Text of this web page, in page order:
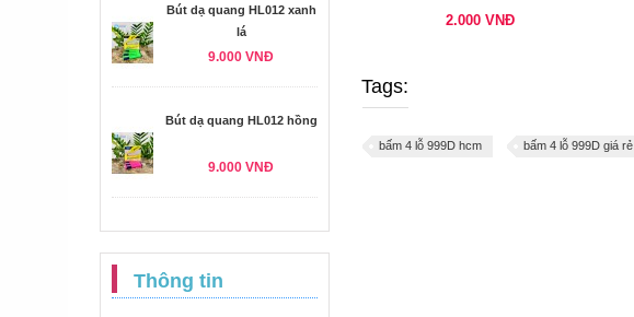
Bút dạ quang HL012 xanh
lá
9.000 VNĐ
Bút dạ quang HL012 hồng
9.000 VNĐ
Thông tin
2.000VNĐ
Tags:
bấm 4 lỗ 999D hcm bấm 4 lỗ 999D giá rẻ